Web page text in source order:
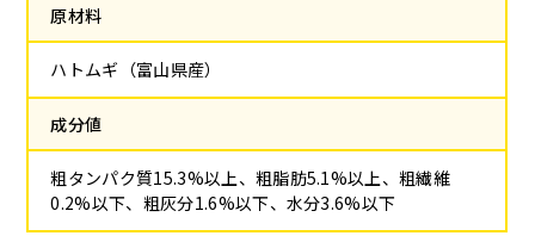
原材料
ハトムギ（富山県産）
成分値
粗タンパク質15.3%以上、粗脂肪5.1%以上、粗繊維
0.2%以下、粗灰分1.6%以下、水分3.6%以下